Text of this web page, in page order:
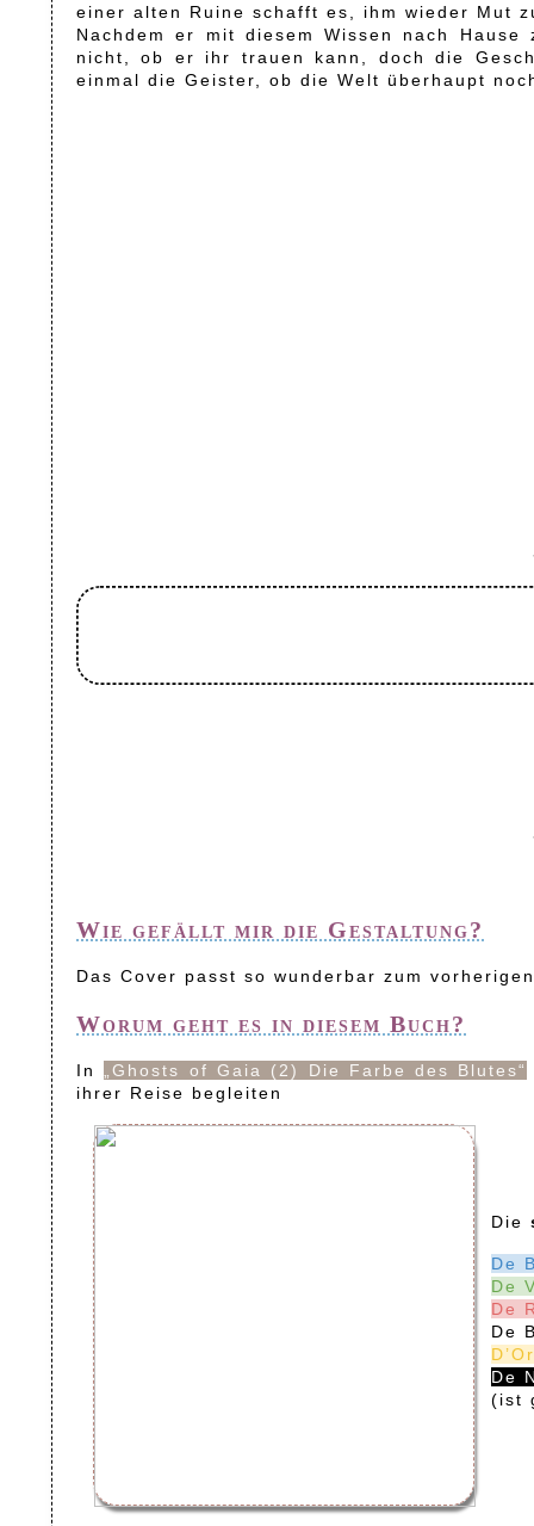
einer alten Ruine schafft es, ihm wieder Mut
Nachdem er mit diesem Wissen nach
nicht, ob er ihr trauen kann, doch die
einmal die Geister, ob die Welt überhaupt
Wie gefällt mir die Gestaltung?
Das Cover passt so wunderbar zum
Worum geht es in diesem Buch?
In „Ghosts of Gaia (2) Die Farbe des Blutes“
ihrer Reise begleiten
Die
De
De
De
De
De
(ist